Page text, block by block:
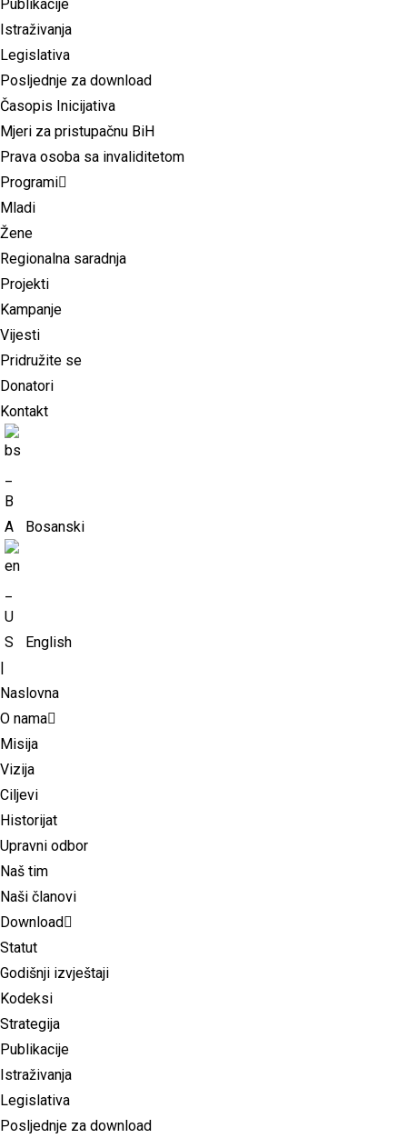
Publikacije
Istraživanja
Legislativa
Posljednje za download
Časopis Inicijativa
Mjeri za pristupačnu BiH
Prava osoba sa invaliditetom
Programi
Mladi
Žene
Regionalna saradnja
Projekti
Kampanje
Vijesti
Pridružite se
Donatori
Kontakt
Bosanski
English
|
Naslovna
O nama
Misija
Vizija
Ciljevi
Historijat
Upravni odbor
Naš tim
Naši članovi
Download
Statut
Godišnji izvještaji
Kodeksi
Strategija
Publikacije
Istraživanja
Legislativa
Posljednje za download